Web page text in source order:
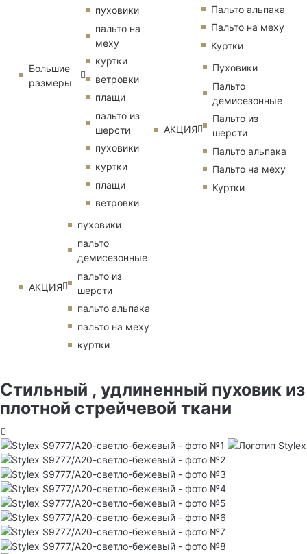
Большие
размеры
пуховики
пальто на
меху
куртки
ветровки
плащи
пальто из
шерсти
пуховики
куртки
плащи
ветровки
АКЦИЯ
пуховики
пальто
демисезонные
пальто из
шерсти
пальто альпака
пальто на меху
куртки
Пальто альпака
Пальто на меху
Куртки
АКЦИЯ
Пуховики
Пальто
демисезонные
Пальто из
шерсти
Пальто альпака
Пальто на меху
Куртки
Стильный , удлиненный пуховик из
плотной стрейчевой ткани